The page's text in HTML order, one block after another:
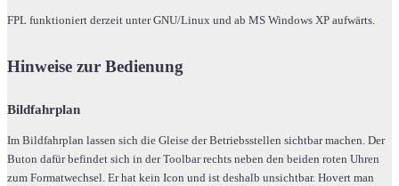
FPL funktioniert derzeit unter GNU/Linux und ab MS Windows XP aufwärts.
Hinweise zur Bedienung
Bildfahrplan
Im Bildfahrplan lassen sich die Gleise der Betriebsstellen sichtbar machen. Der
Buton dafür befindet sich in der Toolbar rechts neben den beiden roten Uhren
zum Formatwechsel. Er hat kein Icon und ist deshalb unsichtbar. Hovert man